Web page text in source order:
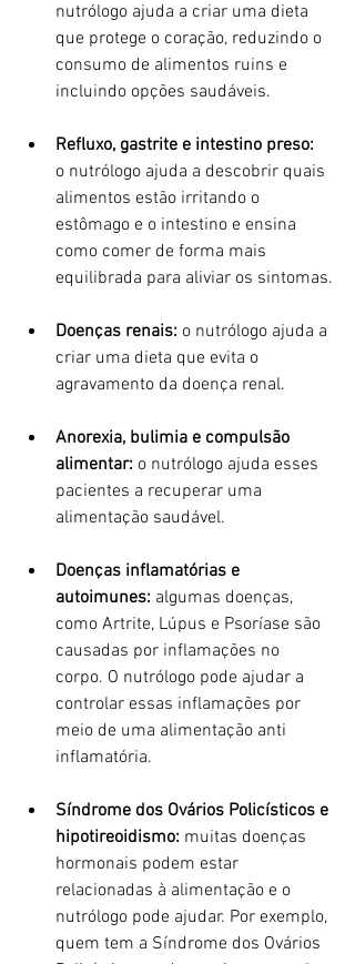
nutrólogo ajuda a criar uma dieta
que protege o coração, reduzindo o
consumo de alimentos ruins e
incluindo opções saudáveis.
Refluxo, gastrite e intestino preso:
o nutrólogo ajuda a descobrir quais
alimentos estão irritando o
estômago e o intestino e ensina
como comer de forma mais
equilibrada para aliviar os sintomas.
Doenças renais: o nutrólogo ajuda a
criar uma dieta que evita o
agravamento da doença renal.
Anorexia, bulimia e compulsão
alimentar: o nutrólogo ajuda esses
pacientes a recuperar uma
alimentação saudável.
Doenças inflamatórias e
autoimunes: algumas doenças,
como Artrite, Lúpus e Psoríase são
causadas por inflamações no
corpo. O nutrólogo pode ajudar a
controlar essas inflamações por
meio de uma alimentação anti
inflamatória.
Síndrome dos Ovários Policísticos e
hipotireoidismo: muitas doenças
hormonais podem estar
relacionadas à alimentação e o
nutrólogo pode ajudar. Por exemplo,
quem tem a Síndrome dos Ovários